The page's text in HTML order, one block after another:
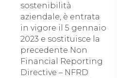
sostenibilità
aziendale, è entrata
in vigore il 5 gennaio
2023 e sostituisce la
precedente Non
Financial Reporting
Directive – NFRD